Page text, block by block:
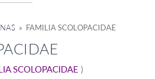
» FAMILIA SCOLOPACIDAE
SCOLOPACIDAE )